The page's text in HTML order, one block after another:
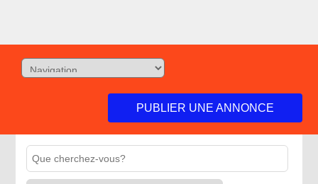
PUBLIER UNE ANNONCE